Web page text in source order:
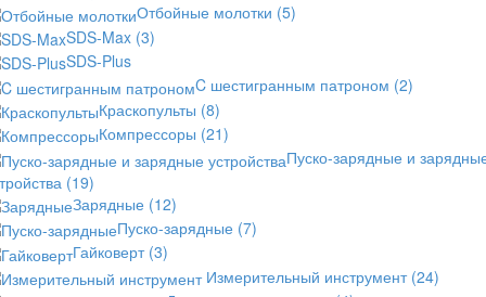
Отбойные молотки (5)
SDS-Max (3)
SDS-Plus
C шестигранным патроном (2)
Краскопульты (8)
Компрессоры (21)
Пуско-зарядные и
(19)
Зарядные (12)
Пуско-зарядные (7)
Гайковерт (3)
Измерительный инструмент (24)